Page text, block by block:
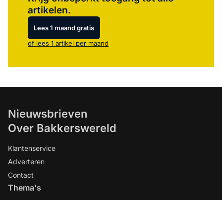
artikelen.
Lees 1 maand gratis
of lees 1 artikel per maand
Nieuwsbrieven
Over Bakkerswereld
Klantenservice
Adverteren
Contact
Thema's